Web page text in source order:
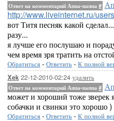
Ответ на комментарий Аппа-паппа #
http://www.liveinternet.ru/
вот Титя песняк какой
разу...
я лучше его послушаю и
чем время зря тратить на
Обратиться - Ответить - К полной
Xek 22-12-2010-02:24 удалить
Ответ на комментарий Аппа-паппа #
может и хороший тоже зверек
собачки и свинки это хорошо )
Обратиться - Ответить - К полной